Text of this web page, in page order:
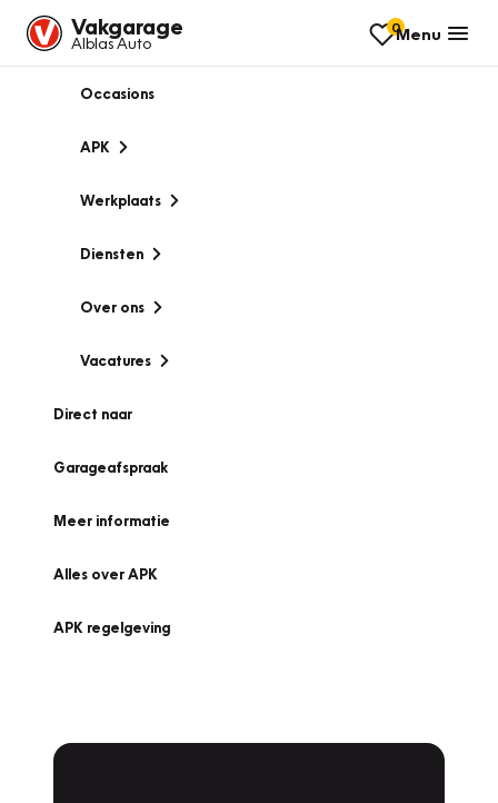
Vakgarage
Alblas Auto
0Menu
Occasions
APK
Werkplaats
Diensten
Over ons
Vacatures
Direct naar
Garageafspraak
Meer informatie
Alles over APK
APK regelgeving